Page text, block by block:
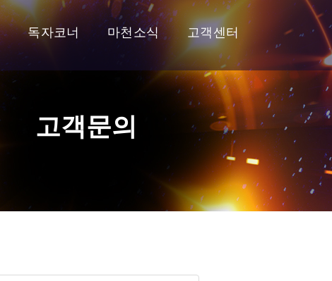
독자코너 마천소식 고객센터
고객문의